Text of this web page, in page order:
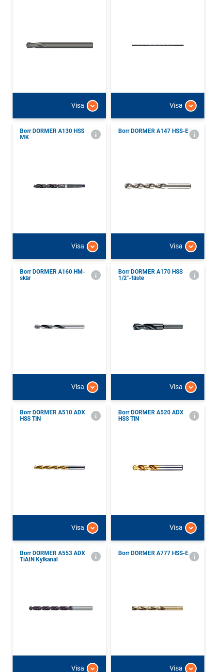
Visa Visa
Borr DORMER A130 HSS
MK
Visa
Borr DORMER A147 HSS-E
Visa
Borr DORMER A160 HM-
skär
Visa
Borr DORMER A170 HSS
1/2"-fäste
Visa
Borr DORMER A510 ADX
HSS TiN
Visa
Borr DORMER A520 ADX
HSS TiN
Visa
Borr DORMER A553 ADX
TiAIN Kylkanal
Visa
Borr DORMER A777 HSS-E
Visa